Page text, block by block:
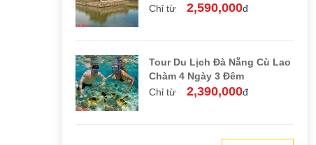
Chỉ từ
2,590,000đ
Tour Du Lịch Đà Nẵng Cù Lao
Chàm 4 Ngày 3 Đêm
Chỉ từ
2,390,000đ